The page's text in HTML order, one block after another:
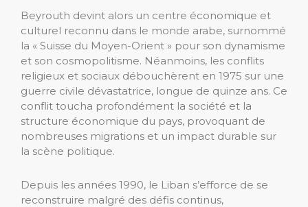
Beyrouth devint alors un centre économique et
culturel reconnu dans le monde arabe, surnommé
la « Suisse du Moyen-Orient » pour son dynamisme
et son cosmopolitisme. Néanmoins, les conflits
religieux et sociaux débouchèrent en 1975 sur une
guerre civile dévastatrice, longue de quinze ans. Ce
conflit toucha profondément la société et la
structure économique du pays, provoquant de
nombreuses migrations et un impact durable sur
la scène politique.
Depuis les années 1990, le Liban s’efforce de se
reconstruire malgré des défis continus,